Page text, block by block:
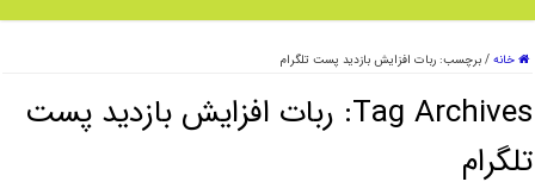
خانه / برچسب:ربات افزایش بازدید پست تلگرام
Tag Archives: ربات افزایش بازدید پست
تلگرام